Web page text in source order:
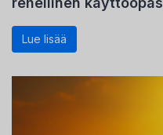
Lue lisää